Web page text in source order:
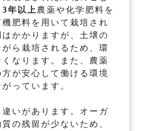
3年以上 農薬や化学肥料を
肥料を用いて栽培され
かかりますが、土壌の
ら栽培されるため、環
なります。また、農薬
が安心して働ける環境
っています。
いがあります。オーガ
の残留が少ないため、